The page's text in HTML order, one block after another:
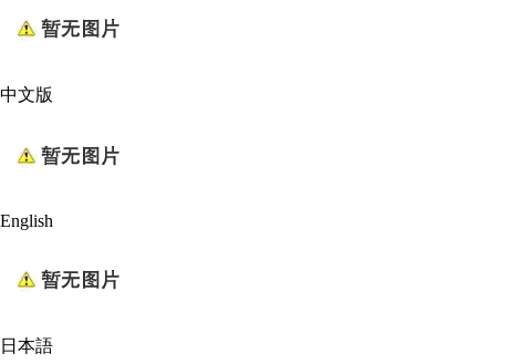
中文版
English
日本語